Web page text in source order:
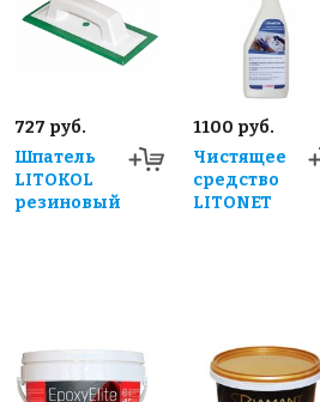
727 руб.
Шпатель
LITOKOL
резиновый
1100 руб.
Чистящее
средство
LITONET